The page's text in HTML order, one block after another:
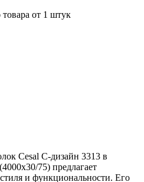
от 1 штук
Cesal C-дизайн 3313 в
75) предлагает
и функциональности. Его